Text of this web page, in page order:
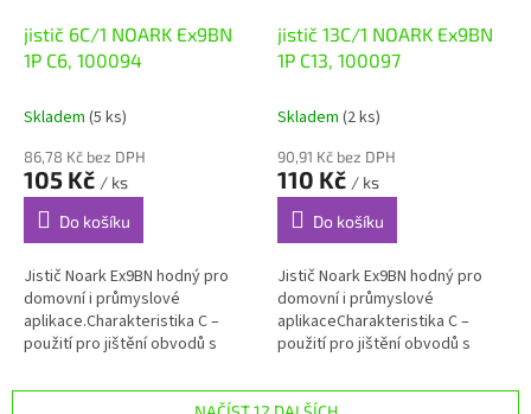
jistič 6C/1 NOARK Ex9BN
1P C6, 100094
Skladem (5 ks)
86,78 Kč bez DPH
105 Kč / ks
Do košíku
Jistič Noark Ex9BN hodný pro
domovní i průmyslové
aplikace.Charakteristika C –
použití pro jištění obvodů s
proudovými rázy.
jistič 13C/1 NOARK Ex9BN
1P C13, 100097
Skladem (2 ks)
90,91 Kč bez DPH
110 Kč / ks
Do košíku
Jistič Noark Ex9BN hodný pro
domovní i průmyslové
aplikaceCharakteristika C –
použití pro jištění obvodů s
proudovými rázy Instalační